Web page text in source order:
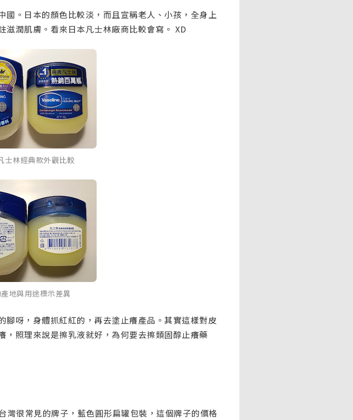
。日本的顏色比較淡，而且宣稱老人、小孩，全身上
潤肌膚。看來日本凡士林廠商比較會寫。 XD
士林經典款外觀比較
地與用途標示差異
呀，身體抓紅紅的，再去塗止癢產品。其實這樣對皮
照理來說是擦乳液就好，為何要去擦類固醇止癢藥
灣很常見的牌子，藍色圓形扁罐包裝，這個牌子的價格